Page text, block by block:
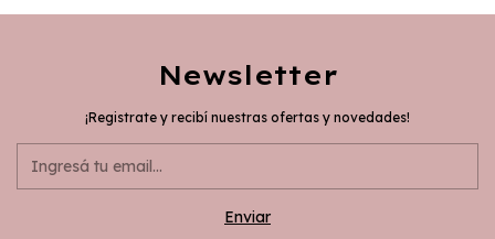
Newsletter
¡Registrate y recibí nuestras ofertas y novedades!